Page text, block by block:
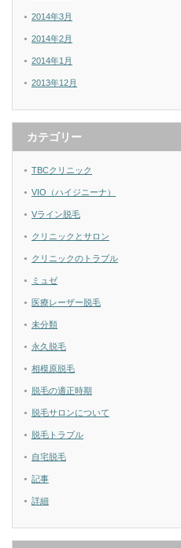
2014年3月
2014年2月
2014年1月
2013年12月
カテゴリー
TBCクリニック
VIO（ハイジニーナ）
Vライン脱毛
クリニックとサロン
クリニックのトラブル
ミュゼ
医療レーザー脱毛
未分類
永久脱毛
相模原脱毛
脱毛の適正時期
脱毛サロンについて
脱毛トラブル
自宅脱毛
記事
詳細